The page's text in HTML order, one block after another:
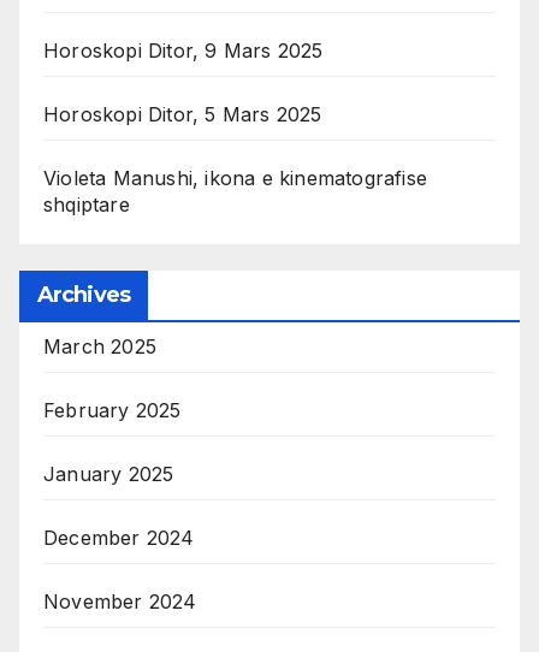
Horoskopi Ditor, 9 Mars 2025
Horoskopi Ditor, 5 Mars 2025
Violeta Manushi, ikona e kinematografise
shqiptare
Archives
March 2025
February 2025
January 2025
December 2024
November 2024